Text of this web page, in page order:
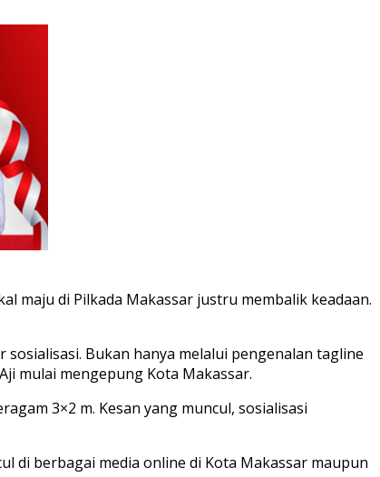
maju di Pilkada Makassar justru membalik keadaan.
Bukan hanya melalui pengenalan tagline
mulai mengepung Kota Makassar.
3×2 m. Kesan yang muncul, sosialisasi
di berbagai media online di Kota Makassar maupun